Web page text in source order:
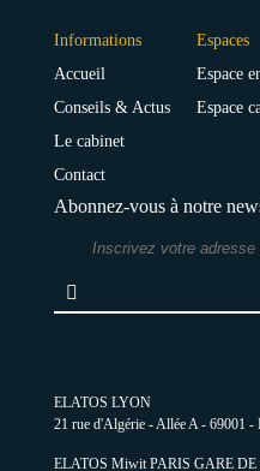
Informations
Accueil
Conseils & Actus
Le cabinet
Contact
Espaces
Espace
Espace
Abonnez-vous à notre
ELATOS LYON
21 rue d'Algérie - Allée A - 69001
ELATOS Miwit PARIS GARE